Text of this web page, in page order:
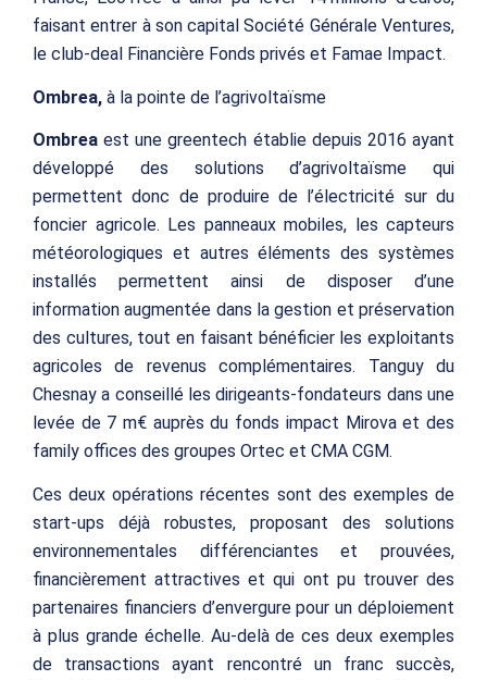
faisant entrer à son capitalSociété Générale Ventures,
le club-deal Financière Fonds privés et Famae Impact.
Ombrea, à la pointe de l’agrivoltaïsme
Ombreaest unegreentech établie depuis 2016 ayant
développé des solutions d’agrivoltaïsme qui
permettent donc de produire de l’électricité sur du
foncier agricole. Les panneaux mobiles, les capteurs
météorologiques et autres éléments des systèmes
installés permettent ainsi de disposer d’une
information augmentée dans la gestion et préservation
des cultures, tout en faisant bénéficier les exploitants
agricoles de revenus complémentaires. Tanguy du
Chesnay a conseillé les dirigeants-fondateurs dans une
levée de 7 m€ auprès du fonds impact Mirova et des
family offices des groupes Ortec et CMA CGM.
Ces deux opérations récentes sont des exemples de
start-ups déjà robustes, proposant des solutions
environnementales différenciantes et prouvées,
financièrement attractives et qui ont pu trouver des
partenaires financiers d’envergure pour un déploiement
à plus grande échelle. Au-delà de ces deux exemples
de transactions ayant rencontré un franc succès,